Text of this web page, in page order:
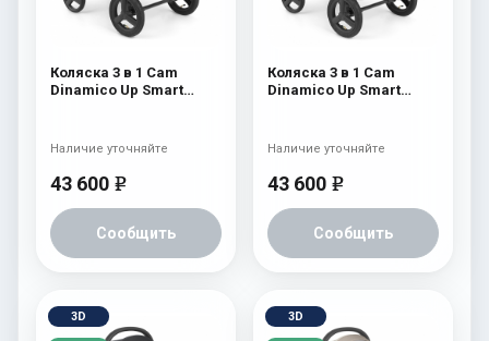
Коляска 3 в 1 Cam
Dinamico Up Smart
43 600 e
Сообщить
Наличие уточняйте
Коляска 3 в 1 Cam
Dinamico Up Smart
43 600 e
Сообщить
Наличие уточняйте
3D 3D